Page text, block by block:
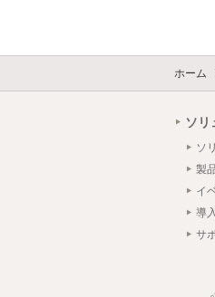
ホーム
ソリ
ソ
製
イ
導
サ